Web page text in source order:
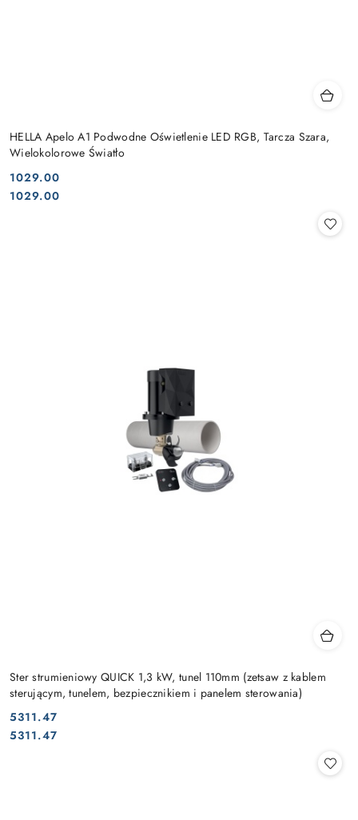
HELLA Apelo A1 Podwodne Oświetlenie LED RGB, Tarcza Szara,
Wielokolorowe Światło
Cena:
1029.00
Cena:
1029.00
Ster strumieniowy QUICK 1,3 kW, tunel 110mm (zetsaw z kablem
sterującym, tunelem, bezpiecznikiem i panelem sterowania)
Cena:
5311.47
Cena:
5311.47